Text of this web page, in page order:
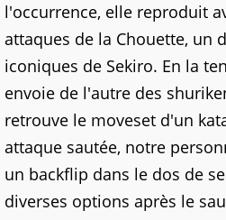
l'occurrence, elle reproduit
attaques de la Chouette, un
iconiques de Sekiro. En la
envoie de l'autre des
retrouve le moveset d'un
attaque sautée, notre
un backflip dans le dos de
diverses options après le